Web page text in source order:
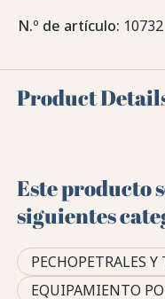
N.º de artículo: 10732
Product
Este producto
siguientes
PECHOPETRALES Y
EQUIPAMIENTO